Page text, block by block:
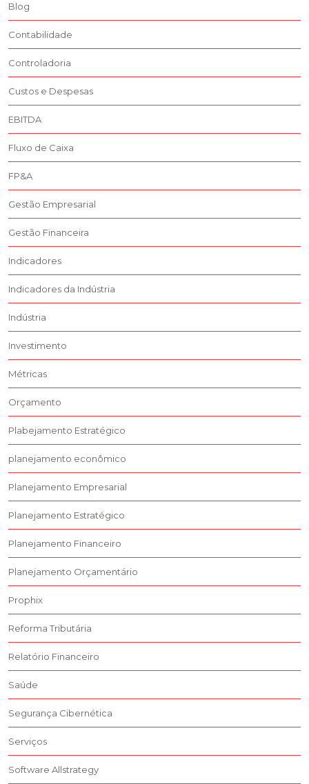
Blog
Contabilidade
Controladoria
Custos e Despesas
EBITDA
Fluxo de Caixa
FP&A
Gestão Empresarial
Gestão Financeira
Indicadores
Indicadores da Indústria
Indústria
Investimento
Métricas
Orçamento
Plabejamento Estratégico
planejamento econômico
Planejamento Empresarial
Planejamento Estratégico
Planejamento Financeiro
Planejamento Orçamentário
Prophix
Reforma Tributária
Relatório Financeiro
Saúde
Segurança Cibernética
Serviços
Software Allstrategy